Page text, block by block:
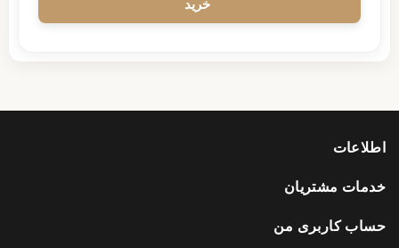
اطلاعات
خدمات مشتریان
حساب کاربری من